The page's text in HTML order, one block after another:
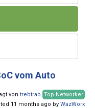
vom Auto
von trebtrab Top Networker
11 months ago by WazWorx